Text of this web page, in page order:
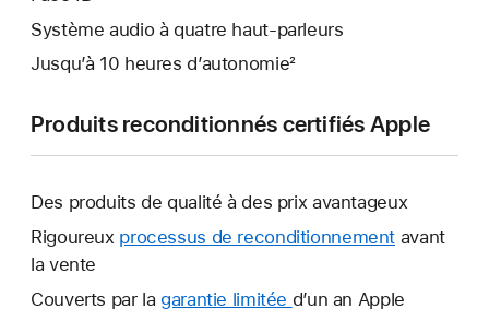
Système audio à quatre haut‑parleurs
Jusqu’à 10 heures d’autonomie²
Produits reconditionnés certifiés Apple
Des produits de qualité à des prix avantageux
Rigoureux processus de reconditionnement avant
la vente
Couverts par la garantie limitée Une
d’un an Apple